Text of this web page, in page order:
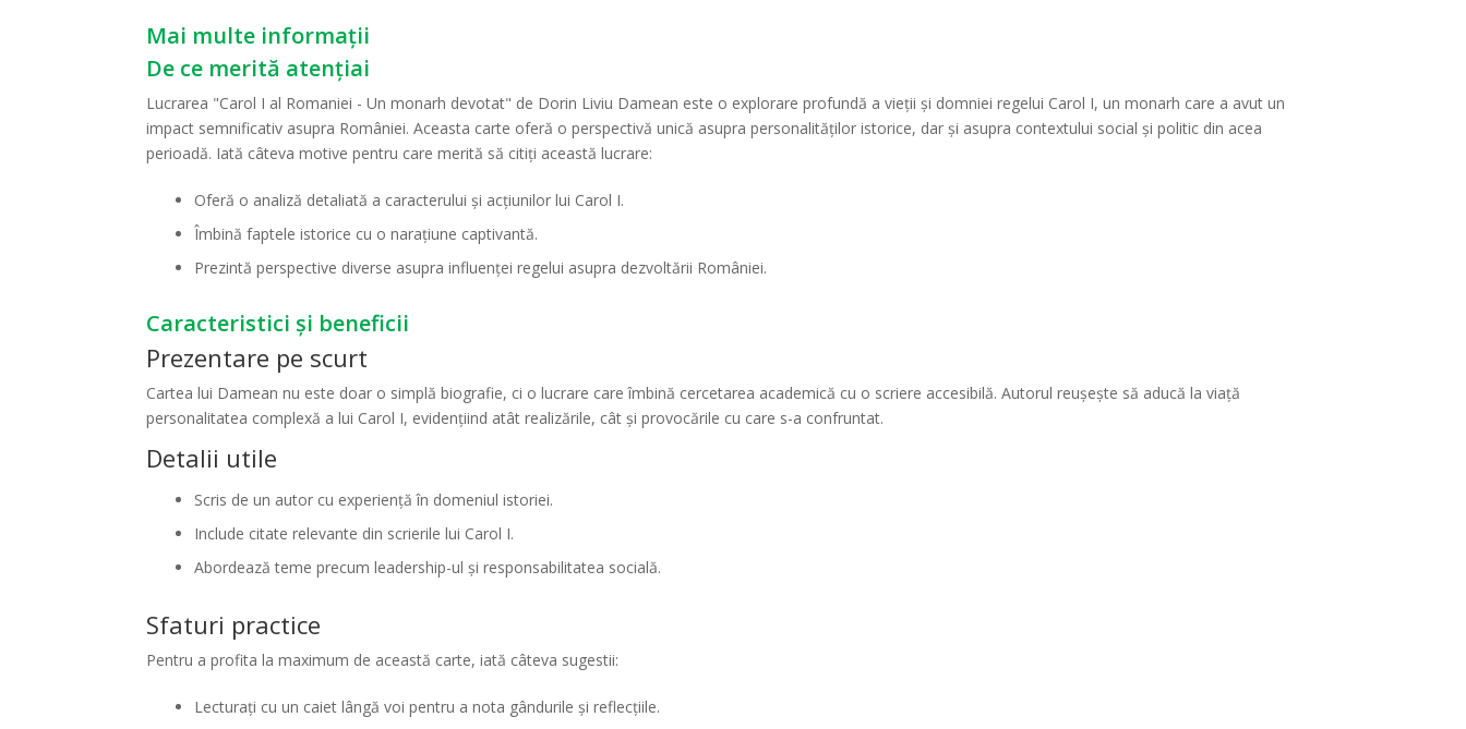
Mai multe informații
De ce merită atențiai
Lucrarea "Carol I al Romaniei - Un monarh devotat" de Dorin Liviu Damean este o explorare profundă a vieții și domniei regelui Carol I, un monarh care a avut un
impact semnificativ asupra României. Aceasta carte oferă o perspectivă unică asupra personalităților istorice, dar și asupra contextului social și politic din acea
perioadă. Iată câteva motive pentru care merită să citiți această lucrare:
Oferă o analiză detaliată a caracterului și acțiunilor lui Carol I.
Îmbină faptele istorice cu o narațiune captivantă.
Prezintă perspective diverse asupra influenței regelui asupra dezvoltării României.
Caracteristici și beneficii
Prezentare pe scurt
Cartea lui Damean nu este doar o simplă biografie, ci o lucrare care îmbină cercetarea academică cu o scriere accesibilă. Autorul reușește să aducă la viață
personalitatea complexă a lui Carol I, evidențiind atât realizările, cât și provocările cu care s-a confruntat.
Detalii utile
Scris de un autor cu experiență în domeniul istoriei.
Include citate relevante din scrierile lui Carol I.
Abordează teme precum leadership-ul și responsabilitatea socială.
Sfaturi practice
Pentru a profita la maximum de această carte, iată câteva sugestii:
Lecturați cu un caiet lângă voi pentru a nota gândurile și reflecțiile.